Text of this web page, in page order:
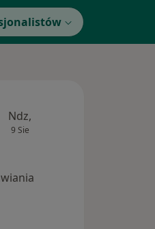
Ndz,
9 Sie